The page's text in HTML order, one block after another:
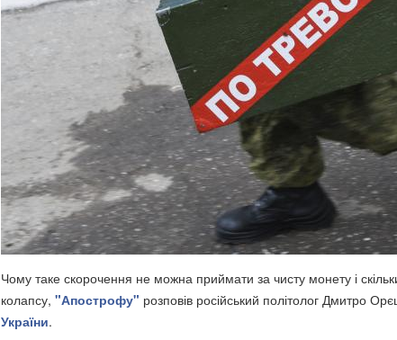
Чому таке скорочення не можна приймати за чисту монету і
колапсу, "Апострофу" розповів російський політолог Дмитро
України.